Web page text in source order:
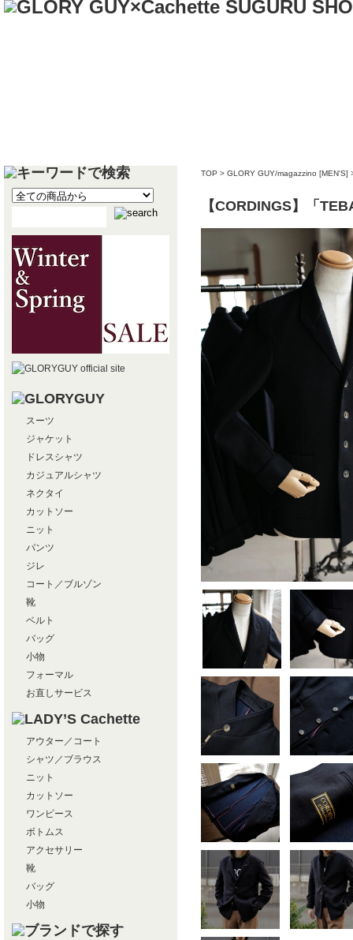
TOP > GLORY GUY/magazzino [MEN'S]
【CORDINGS】「
スーツ
ジャケット
ドレスシャツ
カジュアルシャツ
ネクタイ
カットソー
ニット
パンツ
ジレ
コート／ブルゾン
靴
ベルト
バッグ
小物
フォーマル
お直しサービス
アウター／コート
シャツ／ブラウス
ニット
カットソー
ワンピース
ボトムス
アクセサリー
靴
バッグ
小物